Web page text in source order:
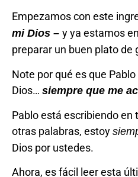
Empezamos con este
mi Dios – y ya estamos
preparar un buen plato de
Note por qué es que
Dios… siempre que me
Pablo está escribiendo
otras palabras, estoy
Dios por ustedes.
Ahora, es fácil leer esta